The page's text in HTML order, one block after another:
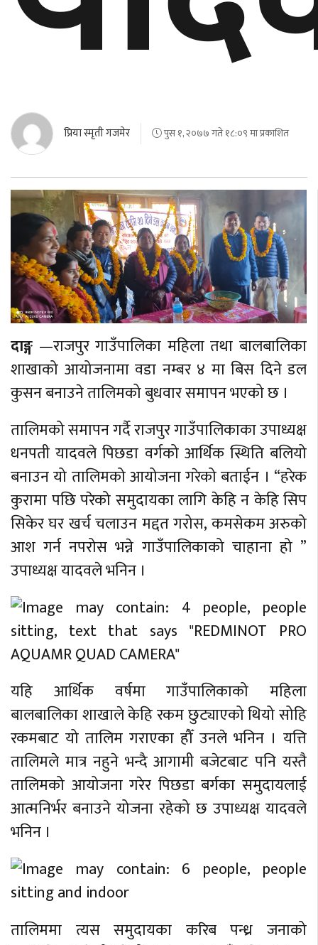
प्रिया स्मृती गजमेर पुस १, २०७७ गते १८:०९ मा प्रकाशित
दाङ्ग —राजपुर गाउँपालिका महिला तथा बालबालिका
शाखाको आयोजनामा वडा नम्बर ४ मा बिस दिने डल
कुसन बनाउने तालिमको बुधवार समापन भएको छ ।
तालिमको समापन गर्दै राजपुर गाउँपालिकाका उपाध्यक्ष
धनपती यादवले पिछडा वर्गको आर्थिक स्थिति बलियो
बनाउन यो तालिमको आयोजना गरेको बताईन । “हरेक
कुरामा पछि परेको समुदायका लागि केहि न केहि सिप
सिकेर घर खर्च चलाउन मद्दत गरोस, कमसेकम अरुको
आश गर्न नपरोस भन्ने गाउँपालिकाको चाहाना हो ”
उपाध्यक्ष यादवले भनिन ।
यहि आर्थिक वर्षमा गाउँपालिकाको महिला
बालबालिका शाखाले केहि रकम छुट्याएको थियो सोहि
रकमबाट यो तालिम गराएका हौँ उनले भनिन । यत्ति
तालिमले मात्र नहुने भन्दै आगामी बजेटबाट पनि यस्तै
तालिमको आयोजना गरेर पिछडा बर्गका समुदायलाई
आत्मनिर्भर बनाउने योजना रहेको छ उपाध्यक्ष यादवले
भनिन ।
तालिममा त्यस समुदायका करिब पन्ध्र जनाको